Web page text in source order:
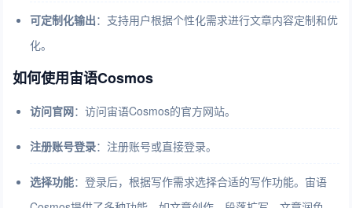
可定制化输出：支持用户根据个性化需求进行文章内容定制和优
化。
如何使用宙语Cosmos
访问官网：访问宙语Cosmos的官方网站。
注册账号登录：注册账号或直接登录。
选择功能：登录后，根据写作需求选择合适的写作功能。宙语